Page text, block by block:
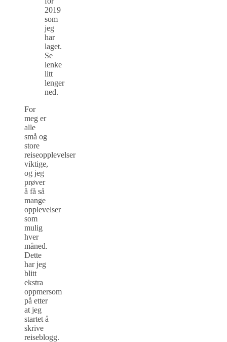
2019
som
jeg
har
laget.
Se
lenke
litt
lenger
ned.
For
meg er
alle
små og
store
reiseopplevelser
viktige,
og jeg
prøver
å få så
mange
opplevelser
som
mulig
hver
måned.
Dette
har jeg
blitt
ekstra
oppmersom
på etter
at jeg
startet å
skrive
reiseblogg.